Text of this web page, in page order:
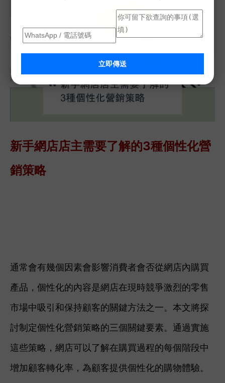
立即傳送
新手網店店主需要了解的3種個性化營
銷策略
通常會有幾個因素會影響消費者會否從網店內購買
產品，個性化的內容是網店在現時競爭激烈的零售
市場中吸引和保持顧客的關鍵方法之一。 本文將探
討制定個性化營銷策略的三個關鍵要素。通過實施
這些策略，網店可以了解在購買過程的每個階段中
增加顧客轉化率，為顧客提供個性化的購物體驗。